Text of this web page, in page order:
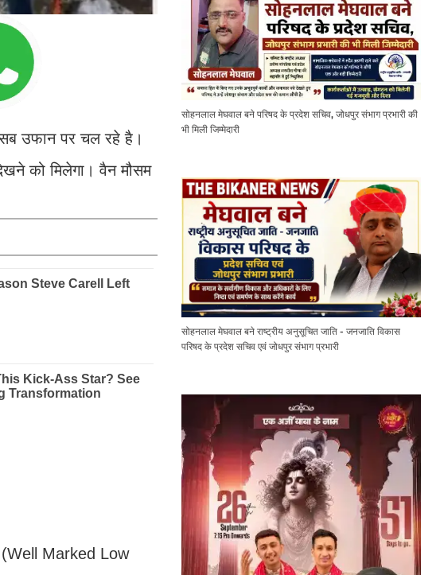
सब उफान पर चल रहे है।
को मिलेगा। वैन मौसम
(Well Marked Low
सोहनलाल मेघवाल बने परिषद के प्रदेश सचिव, जोधपुर संभाग प्रभारी की
भी मिली जिम्मेदारी
सोहनलाल मेघवाल बने राष्ट्रीय अनुसूचित जाति - जनजाति विकास
परिषद के प्रदेश सचिव एवं जोधपुर संभाग प्रभारी